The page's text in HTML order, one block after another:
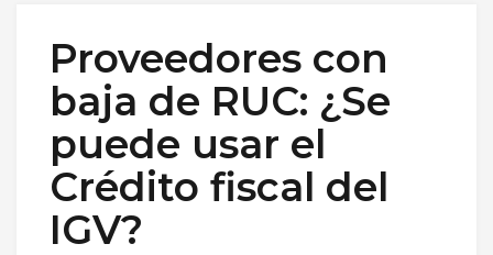
Proveedores con
baja de RUC: ¿Se
puede usar el
Crédito fiscal del
IGV?